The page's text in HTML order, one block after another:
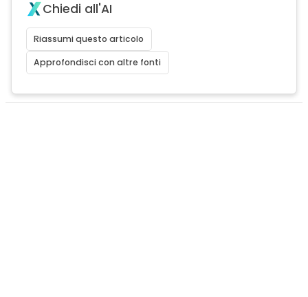
Chiedi all'AI
Riassumi questo articolo
Approfondisci con altre fonti